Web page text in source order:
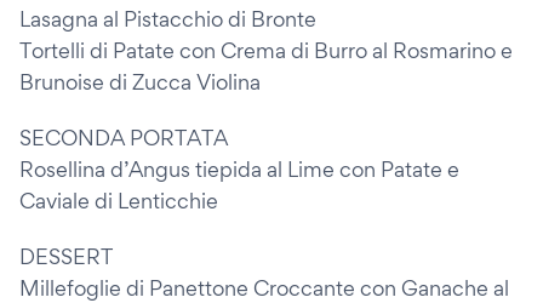
Lasagna al Pistacchio di Bronte
Tortelli di Patate con Crema di Burro al Rosmarino e
Brunoise di Zucca Violina
SECONDA PORTATA
Rosellina d’Angus tiepida al Lime con Patate e
Caviale di Lenticchie
DESSERT
⁠Millefoglie di Panettone Croccante con Ganache al